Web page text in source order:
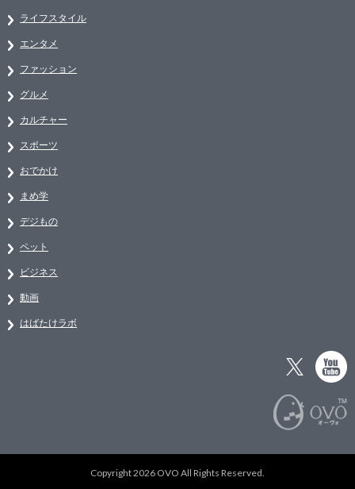
ライフスタイル
エンタメ
ファッション
グルメ
カルチャー
スポーツ
おでかけ
まめ学
デジもの
ペット
ビジネス
動画
はばたけラボ
Copyright 2026 OVO All Rights Reserved.